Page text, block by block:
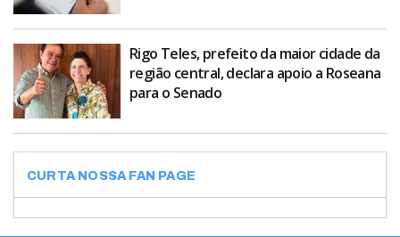
Rigo Teles, prefeito da maior cidade da
região central, declara apoio a Roseana
para o Senado
CURTA NOSSA FAN PAGE